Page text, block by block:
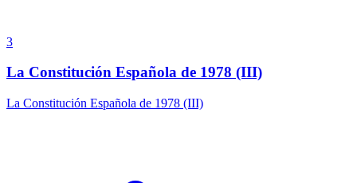
3
La Constitución Española de 1978 (III)
La Constitución Española de 1978 (III)